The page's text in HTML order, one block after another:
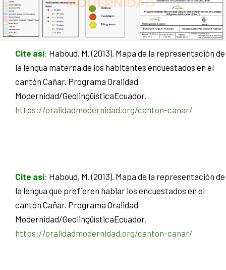
Cite así: Haboud, M. (2013). Mapa de la representación de
la lengua materna de los habitantes encuestados en el
cantón Cañar. Programa Oralidad
Modernidad/GeolingüísticaEcuador.
https://oralidadmodernidad.org/canton-canar/
Cite así: Haboud, M. (2013). Mapa de la representación de
la lengua que prefieren hablar los encuestados en el
cantón Cañar. Programa Oralidad
Modernidad/GeolingüísticaEcuador.
https://oralidadmodernidad.org/canton-canar/